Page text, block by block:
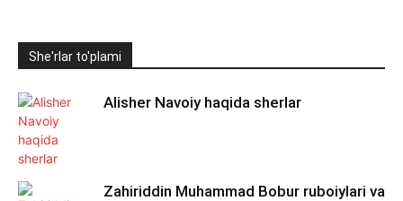
She'rlar to'plami
Alisher Navoiy haqida sherlar
Zahiriddin Muhammad Bobur ruboiylari va